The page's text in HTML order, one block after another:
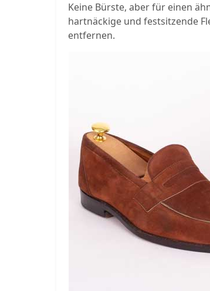
Keine Bürste, aber für einen
hartnäckige und festsitzende
entfernen.